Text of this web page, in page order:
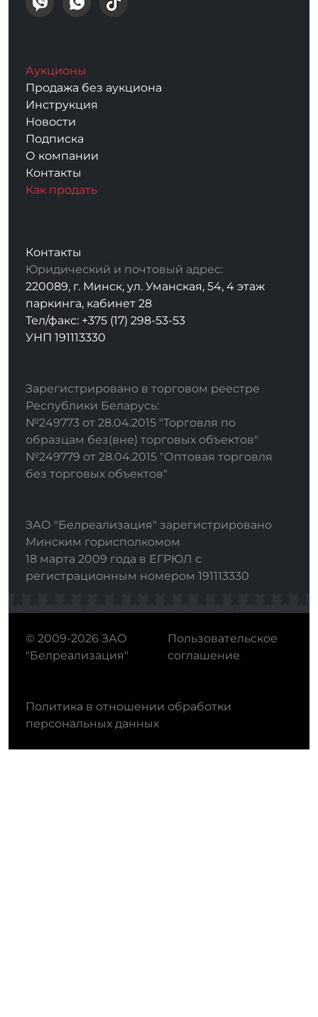
Аукционы
Продажа без аукциона
Инструкция
Новости
Подписка
О компании
Контакты
Как продать
Контакты
Юридический и почтовый адрес:
220089, г. Минск, ул. Уманская, 54, 4 этаж
паркинга, кабинет 28
Тел/факс: +375 (17) 298-53-53
УНП 191113330
Зарегистрировано в торговом реестре
Республики Беларусь:
№249773 от 28.04.2015 "Торговля по
образцам без(вне) торговых объектов"
№249779 от 28.04.2015 "Оптовая торговля
без торговых объектов"
ЗАО "Белреализация" зарегистрировано
Минским горисполкомом
18 марта 2009 года в ЕГРЮЛ с
регистрационным номером 191113330
© 2009-2026 ЗАО
"Белреализация"
Пользовательское
соглашение
Политика в отношении обработки
персональных данных